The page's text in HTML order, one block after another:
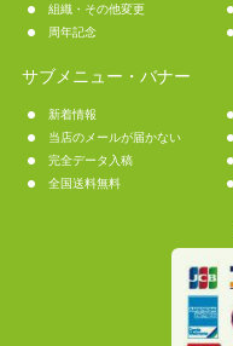
組織・その他変更
周年記念
サブメニュー・バナー
新着情報
当店のメールが届かない
完全データ入稿
全国送料無料